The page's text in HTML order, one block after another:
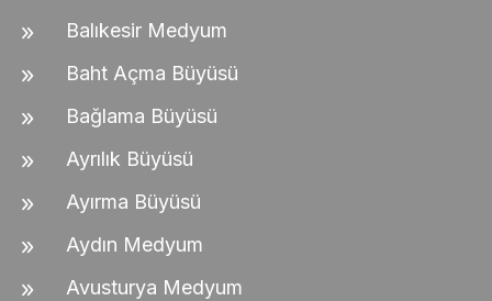
Balıkesir Medyum
Baht Açma Büyüsü
Bağlama Büyüsü
Ayrılık Büyüsü
Ayırma Büyüsü
Aydın Medyum
Avusturya Medyum